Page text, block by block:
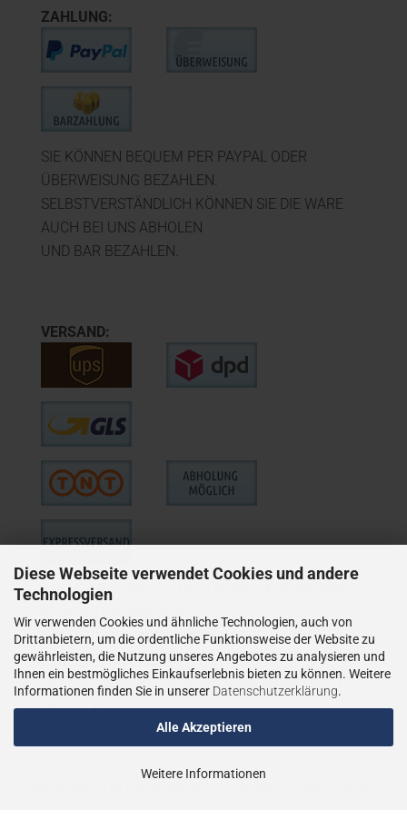
Diese Webseite verwendet Cookies und andere
Technologien
Wir verwenden Cookies und ähnliche Technologien, auch von
Drittanbietern, um die ordentliche Funktionsweise der Website zu
gewährleisten, die Nutzung unseres Angebotes zu analysieren und
Ihnen ein bestmögliches Einkaufserlebnis bieten zu können. Weitere
Informationen finden Sie in unserer Datenschutzerklärung.
Alle Akzeptieren
Weitere Informationen
ZAHLUNG:
SIE KÖNNEN BEQUEM PER PAYPAL ODER
ÜBERWEISUNG BEZAHLEN.
SELBSTVERSTÄNDLICH KÖNNEN SIE DIE WARE
AUCH BEI UNS ABHOLEN
UND BAR BEZAHLEN.
VERSAND:
WIE VERSENDEN NUR ALS VERSICHERTES PAKET,
BZW. BEI GRÖSSEREN
LIEFERUNGEN ALS VERSICHERTER
SPEDITIONSVERSAND.
LIEFERUNGEN AN PACKSTATIONEN SIND NICHT
MÖGLICH.